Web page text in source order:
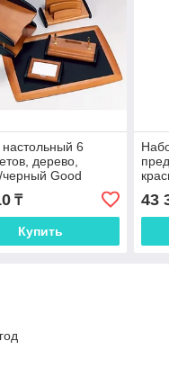
6
дерево,
Good
₸
Купить
43